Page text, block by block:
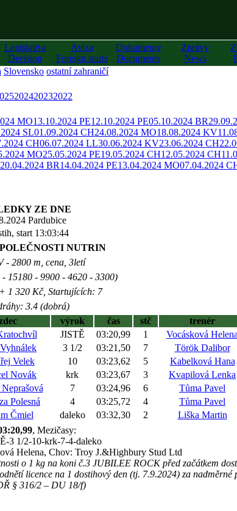
Legislativa
Decision
Avíza
Foreign starts
Dokumenty
Documents
Zprávy
News
Slovensko ostatní zahraničí
202420232022
MO13.10.2024 PE12.10.2024 PE05.10.2024 BR
SL01.09.2024 CH24.08.2024 MO18.08.2024 KV
CH06.07.2024 LL30.06.2024 KV23.06.2024 CH
MO25.05.2024 PE19.05.2024 CH12.05.2024 CH
20.04.2024 BR14.04.2024 PE13.04.2024 MO07.04.2024
ZE DNE
Pardubice
start 13:03:44
NUTRIN
- 2800 m, cena, 3letí
15180 - 9900 - 4620 - 3300)
1 320 Kč, Startujících: 7
3.4 (dobrá)
výrok čas stč trenér
JISTĚ 03:20,99 1 Vocásková Helena
3 1/2 03:21,50 7 Török Dalibor
Velek 10 03:23,62 5 Kabelková Hana
Novák krk 03:23,67 3 Kvapilová Lenka
7 03:24,96 6 Tůma Pavel
Polesná 4 03:25,72 4 Tůma Pavel
Čmiel daleko 03:32,30 2 Liška Martin
, Mezičasy:
3 1/2-10-krk-7-4-daleko
Helena, Chov: Troy J.&Highbury Stud Ltd
o 1 kg na koni č.3 JUBILEE ROCK před začátkem
licence na 1 dostihový den (tj. 7.9.2024) za nadměrné
§ 316/2 – DU 18/f)